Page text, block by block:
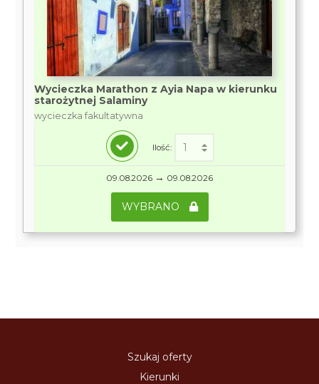
Wycieczka Marathon z Ayia Napa w kierunku
starożytnej Salaminy
wycieczka fakultatywna
Ilość:
09.08.2026 → 09.08.2026
WYBRANO
Szukaj oferty
Kierunki